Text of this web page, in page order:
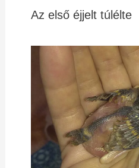
Az első éjjelt túlélte